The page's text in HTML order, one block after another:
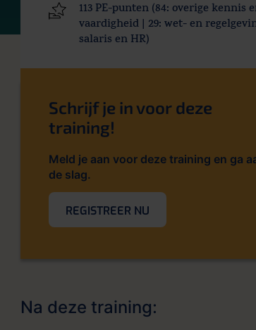
113 PE-punten (84: overige kennis
vaardigheid | 29: wet- en
salaris en HR)
Schrijf je in voor deze
training!
Meld je aan voor deze training en ga
de slag.
REGISTREER NU
Na deze training: